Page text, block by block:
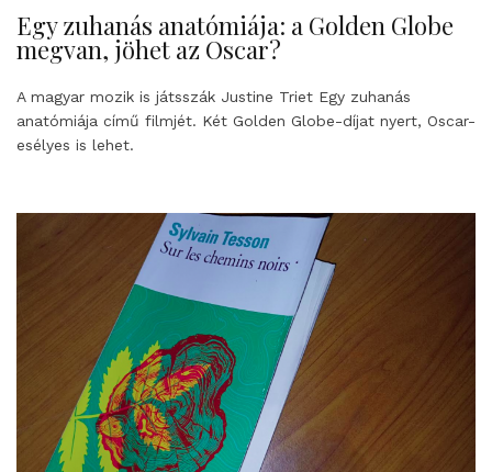
Egy zuhanás anatómiája: a Golden Globe
megvan, jöhet az Oscar?
A magyar mozik is játsszák Justine Triet Egy zuhanás
anatómiája című filmjét. Két Golden Globe-díjat nyert, Oscar-
esélyes is lehet.